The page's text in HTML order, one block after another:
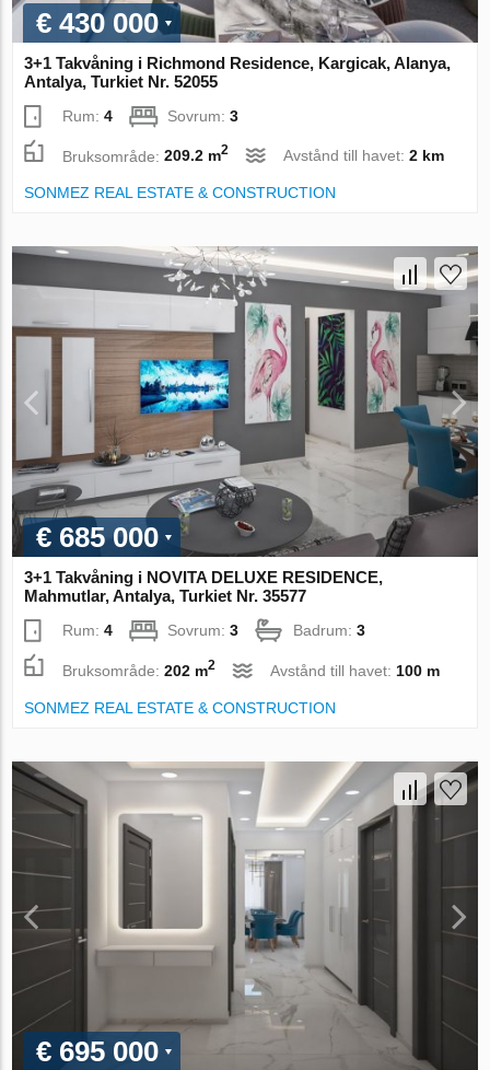
€ 430 000
3+1 Takvåning i Richmond Residence, Kargicak, Alanya,
Antalya, Turkiet Nr. 52055
Rum:4 Sovrum:3
Bruksområde:209.2 m2 Avstånd till havet:2 km
SONMEZ REAL ESTATE & CONSTRUCTION
€ 685 000
3+1 Takvåning i NOVITA DELUXE RESIDENCE,
Mahmutlar, Antalya, Turkiet Nr. 35577
Rum:4 Sovrum:3 Badrum:3
Bruksområde:202 m2 Avstånd till havet: 100 m
SONMEZ REAL ESTATE & CONSTRUCTION
€ 695 000